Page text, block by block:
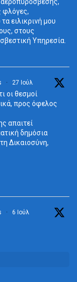
φλόγες,
ειλικρινή μου
στους
Υπηρεσία.
· 27 Ιούλ
οι θεσμοί
προς όφελος
απαιτεί
δημόσια
Δικαιοσύνη,
· 6 Ιούλ